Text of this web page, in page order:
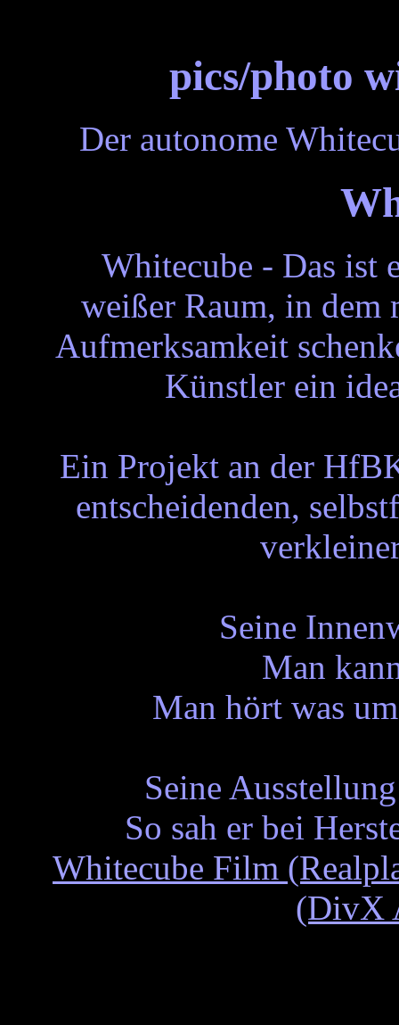
pics/photo
Der autonome
Whitecube - Das ist
weißer Raum, in dem
Aufmerksamkeit
Künstler ein
Ein Projekt an der
entscheidenden,
Seine
Man
Man hört was
Seine
So sah er bei
Whitecube Film
(DivX